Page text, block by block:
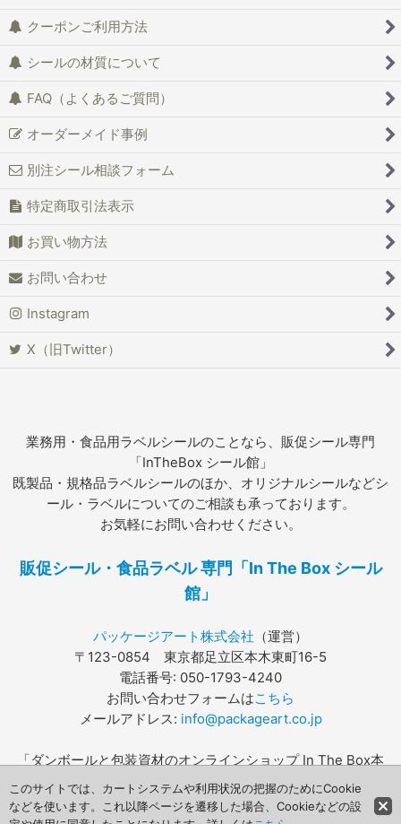
クーポンご利用方法
シールの材質について
FAQ（よくあるご質問）
オーダーメイド事例
別注シール相談フォーム
特定商取引法表示
お買い物方法
お問い合わせ
Instagram
X（旧Twitter）
業務用・食品用ラベルシールのことなら、販促シール専門
「InTheBox シール館」
既製品・規格品ラベルシールのほか、オリジナルシールなどシ
ール・ラベルについてのご相談も承っております。
お気軽にお問い合わせください。
販促シール・食品ラベル 専門「In The Box シール
館」
パッケージアート株式会社 （運営）
〒123-0854 東京都足立区本木東町16-5
電話番号: 050-1793-4240
お問い合わせフォームはこちら
メールアドレス: info@packageart.co.jp
「ダンボールと包装資材のオンラインショップ In The Box本
店」はこちら
このサイトでは、カートシステムや利用状況の把握のためにCookie
などを使います。これ以降ページを遷移した場合、Cookieなどの設